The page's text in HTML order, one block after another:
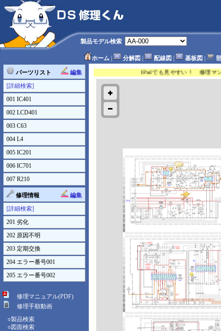
製品モデル検索
ホーム 分解図 配線図 基板図
編集
パーツリスト
[詳細検索]
001 IC401
002 LCD401
003 C63
004 L4
005 IC201
006 IC701
007 R210
編集
修理情報
[詳細検索]
201 劣化
202 原因不明
203 定期交換
204 エラー番号001
205 エラー番号002
修理マニュアル(PDF)
修理手順動画
○製品検索
○図面検索
IPadでも見やすい！ 修理マ